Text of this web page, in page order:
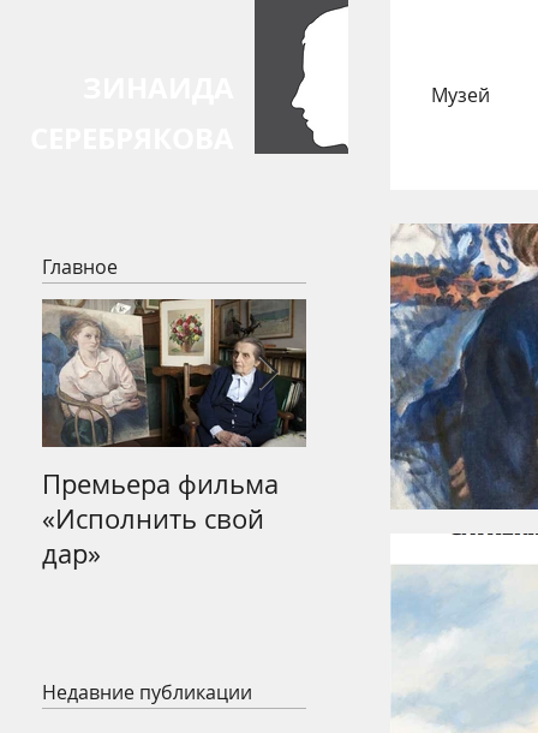
Музей
Главное
Премьера фильма
«Исполнить свой
дар»
Открытие
Зинаиды
Третьяковской
Галерее
Недавние публикации